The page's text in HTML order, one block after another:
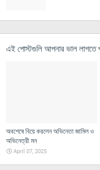
এই পোস্টগুলি আপনার ভাল লাগতে
অবশেষে বিয়ে করলেন অভিনেতা জামিল ও
অভিনেত্রী মন
April 07, 2025